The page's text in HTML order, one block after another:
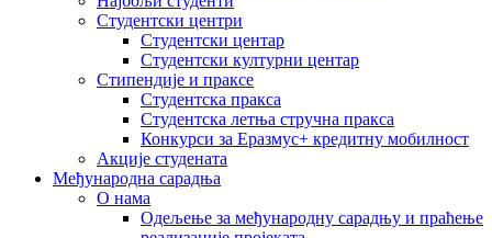
Студентски центри
Студентски центар
Студентски културни центар
Стипендије и праксе
Студентска пракса
Студентска летња стручна пракса
Конкурси за Еразмус+ кредитну мобилност
Акције студената
Међународна сарадња
О нама
Одељење за међународну сарадњу и праћење